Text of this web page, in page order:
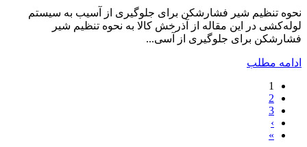
نحوه تنظیم شیر فشارشکن برای جلوگیری از آسیب به سیستم
لوله‌کشی در این مقاله از آذرخش کالا به نحوه تنظیم شیر
فشارشکن برای جلوگیری از آسی...
ادامه مطلب
1
2
3
›
»